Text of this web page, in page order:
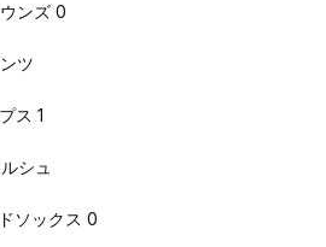
ンズ 0
ツ
ス 1
シュ
ソックス 0